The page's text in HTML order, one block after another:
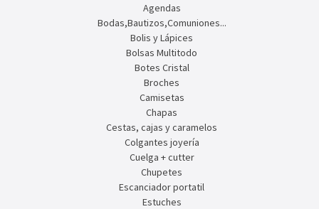
Agendas
Bodas,Bautizos,Comuniones...
Bolis y Lápices
Bolsas Multitodo
Botes Cristal
Broches
Camisetas
Chapas
Cestas, cajas y caramelos
Colgantes joyería
Cuelga + cutter
Chupetes
Escanciador portatil
Estuches